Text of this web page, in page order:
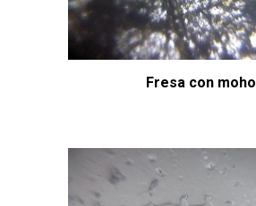
Fresa con moho